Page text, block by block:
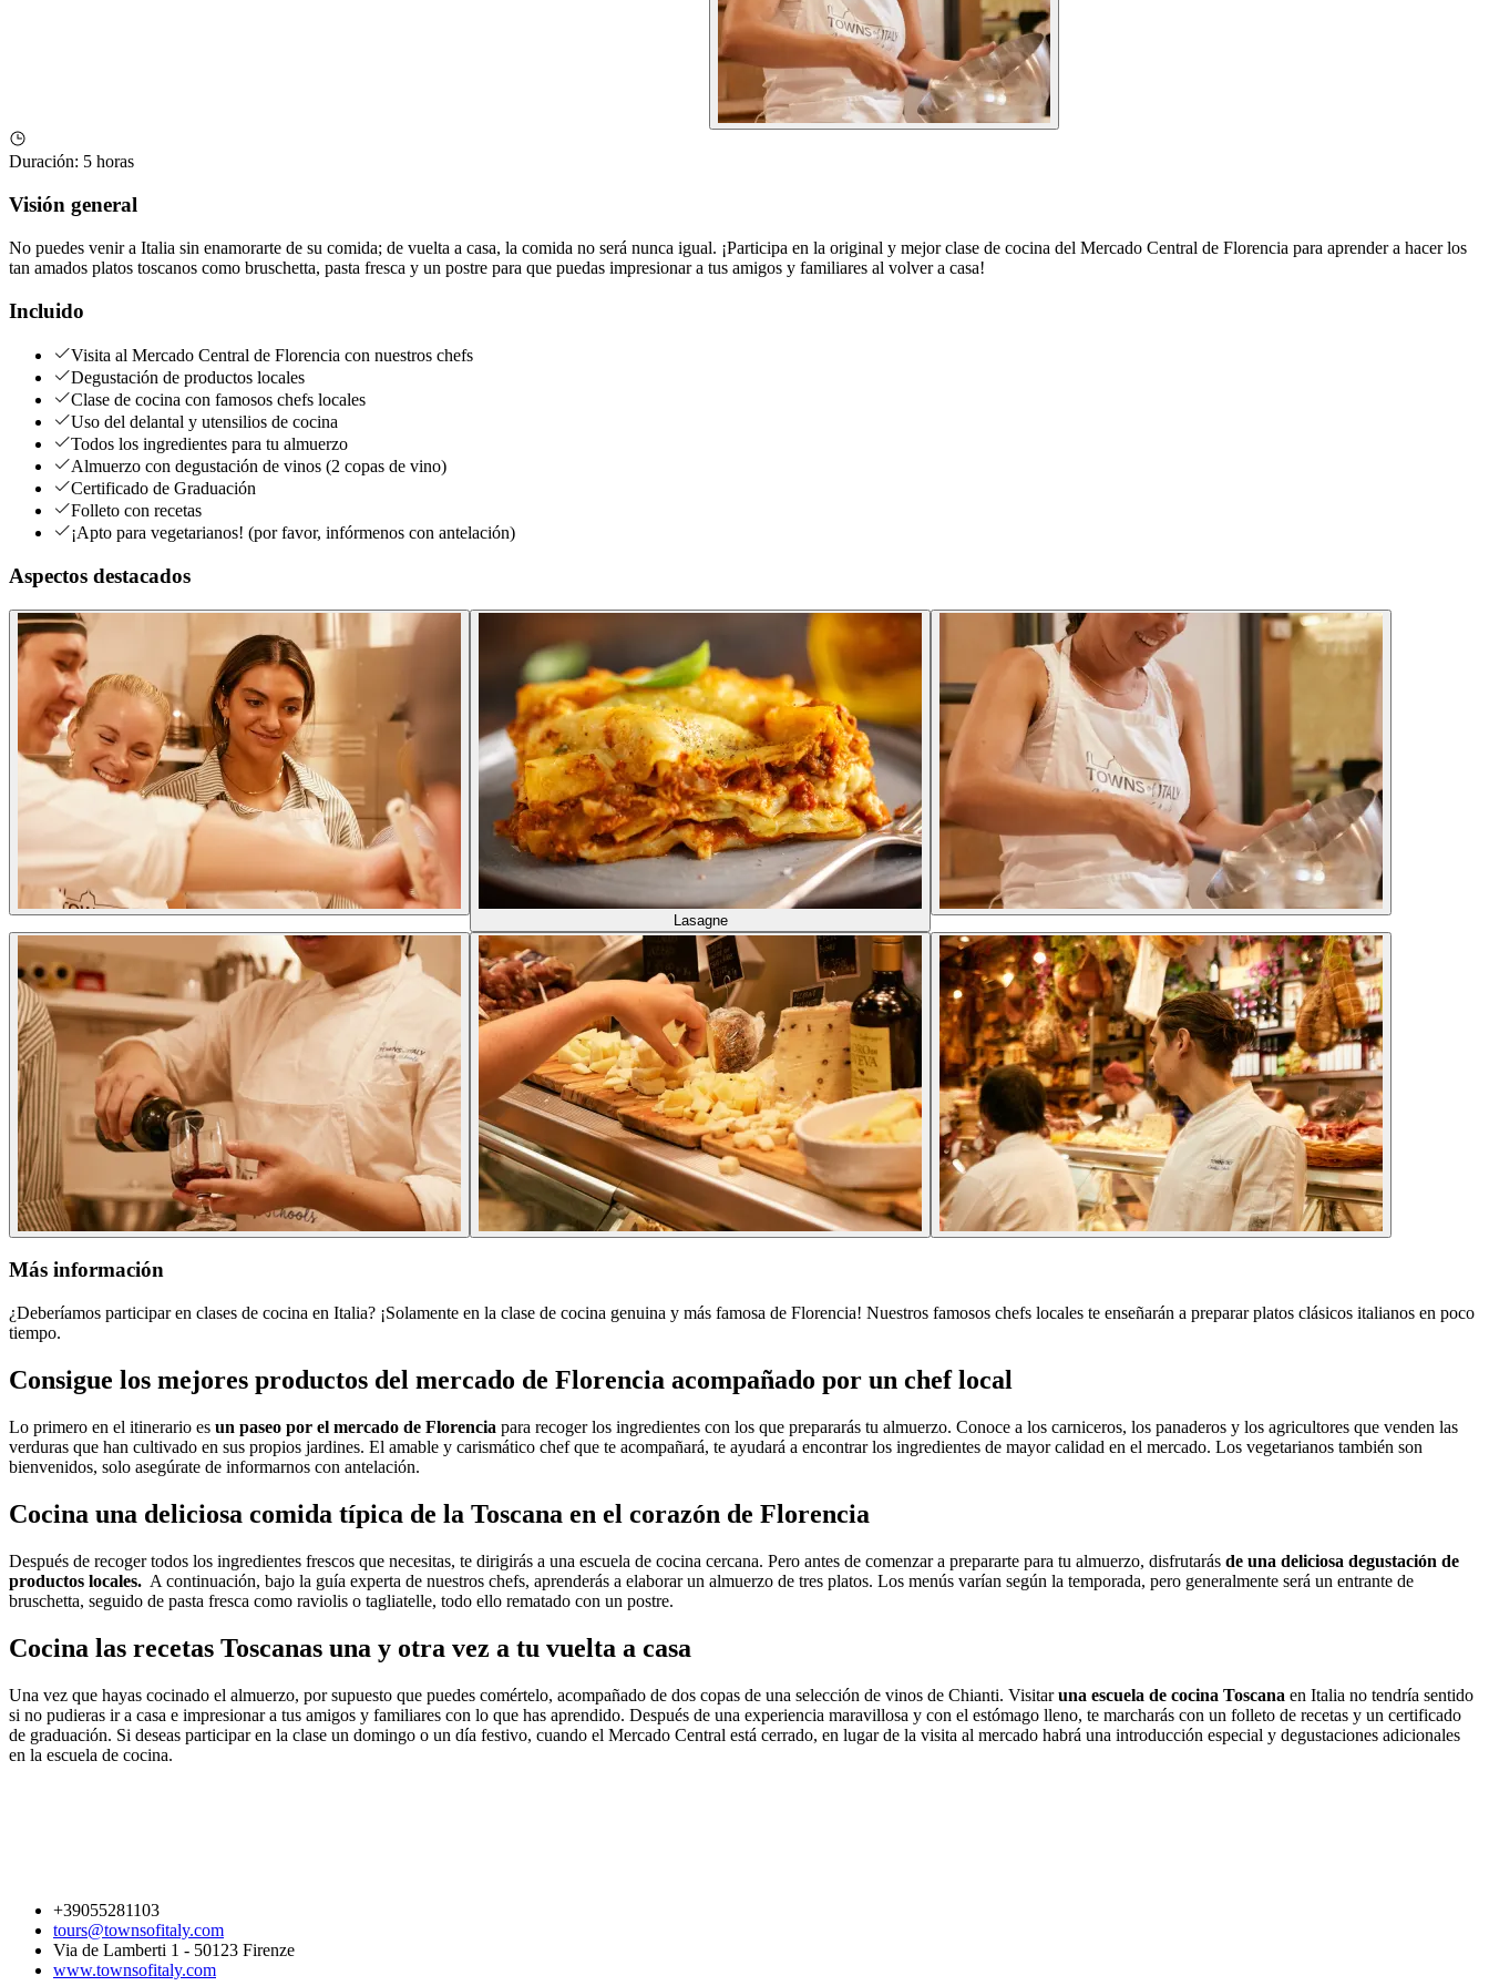
Duración: 5 horas
Visión general
No puedes venir a Italia sin enamorarte de su comida; de vuelta a casa, la comida no será nunca igual. ¡Participa en la original y mejor clase de cocina del Mercado Central de Florencia para aprender a hacer los
tan amados platos toscanos como bruschetta, pasta fresca y un postre para que puedas impresionar a tus amigos y familiares al volver a casa!
Incluido
Visita al Mercado Central de Florencia con nuestros chefs
Degustación de productos locales
Clase de cocina con famosos chefs locales
Uso del delantal y utensilios de cocina
Todos los ingredientes para tu almuerzo
Almuerzo con degustación de vinos (2 copas de vino)
Certificado de Graduación
Folleto con recetas
¡Apto para vegetarianos! (por favor, infórmenos con antelación)
Aspectos destacados
Lasagne
Más información
¿Deberíamos participar en clases de cocina en Italia? ¡Solamente en la clase de cocina genuina y más famosa de Florencia! Nuestros famosos chefs locales te enseñarán a preparar platos clásicos italianos en poco
tiempo.
Consigue los mejores productos del mercado de Florencia acompañado por un chef local
Lo primero en el itinerario es un paseo por el mercado de Florencia para recoger los ingredientes con los que prepararás tu almuerzo. Conoce a los carniceros, los panaderos y los agricultores que venden las
verduras que han cultivado en sus propios jardines. El amable y carismático chef que te acompañará, te ayudará a encontrar los ingredientes de mayor calidad en el mercado. Los vegetarianos también son
bienvenidos, solo asegúrate de informarnos con antelación.
Cocina una deliciosa comida típica de la Toscana en el corazón de Florencia
Después de recoger todos los ingredientes frescos que necesitas, te dirigirás a una escuela de cocina cercana. Pero antes de comenzar a prepararte para tu almuerzo, disfrutarás de una deliciosa degustación de
productos locales. A continuación, bajo la guía experta de nuestros chefs, aprenderás a elaborar un almuerzo de tres platos. Los menús varían según la temporada, pero generalmente será un entrante de
bruschetta, seguido de pasta fresca como raviolis o tagliatelle, todo ello rematado con un postre.
Cocina las recetas Toscanas una y otra vez a tu vuelta a casa
Una vez que hayas cocinado el almuerzo, por supuesto que puedes comértelo, acompañado de dos copas de una selección de vinos de Chianti. Visitaruna escuela de cocina Toscana en Italia no tendría sentido
si no pudieras ir a casa e impresionar a tus amigos y familiares con lo que has aprendido. Después de una experiencia maravillosa y con el estómago lleno, te marcharás con un folleto de recetas y un certificado
de graduación. Si deseas participar en la clase un domingo o un día festivo, cuando el Mercado Central está cerrado, en lugar de la visita al mercado habrá una introducción especial y degustaciones adicionales
en la escuela de cocina.
+39055281103
tours@townsofitaly.com
Via de Lamberti 1 - 50123 Firenze
www.townsofitaly.com